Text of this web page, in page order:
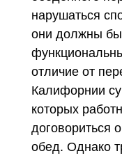
нарушаться
они должны
отличие от
Калифорнии
которых
договориться
обед. Однако